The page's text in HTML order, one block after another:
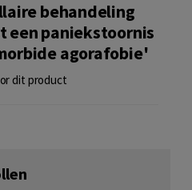
behandeling
een paniekstoornis
agorafobie'
dit product